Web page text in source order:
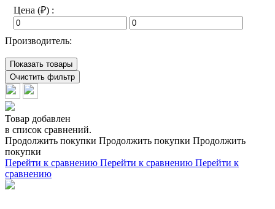
Цена (₽) :
Производитель:
Показать товары
Очистить фильтр
Товар добавлен
в список сравнений.
Продолжить покупки Продолжить покупки Продолжить
покупки
Перейти к сравнению Перейти к сравнению Перейти к
сравнению